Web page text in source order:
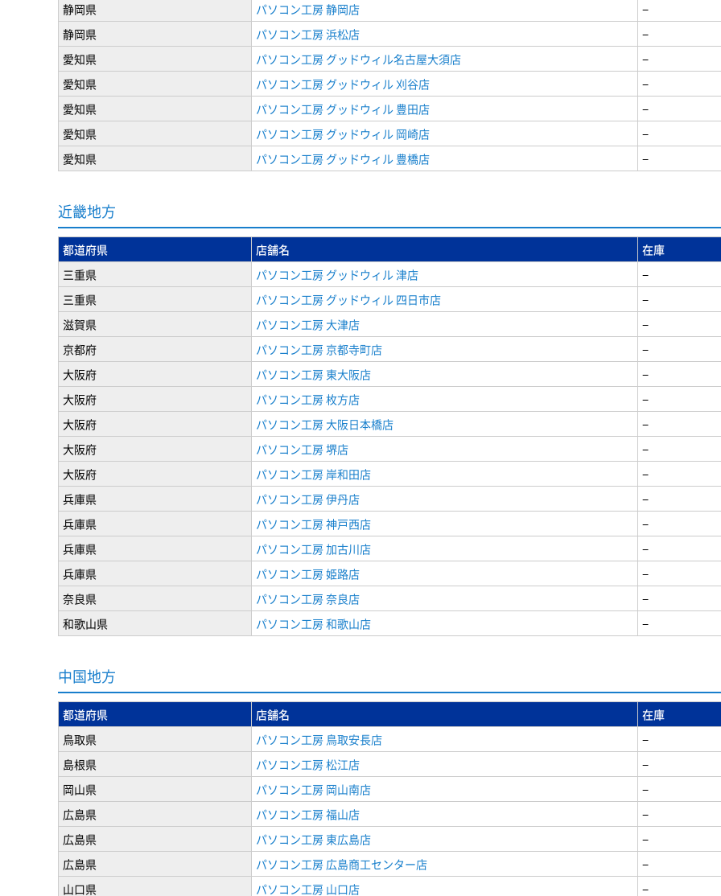
静岡県
パソコン工房 静岡店
−
静岡県
パソコン工房 浜松店
−
愛知県
パソコン工房 グッドウィル名古屋大須店
−
愛知県
パソコン工房 グッドウィル 刈谷店
−
愛知県
パソコン工房 グッドウィル 豊田店
−
愛知県
パソコン工房 グッドウィル 岡崎店
−
愛知県
パソコン工房 グッドウィル 豊橋店 −
近畿地方
都道府県 店舗名
在庫
三重県
パソコン工房 グッドウィル 津店
−
三重県
パソコン工房 グッドウィル 四日市店
−
滋賀県
パソコン工房 大津店
−
京都府
パソコン工房 京都寺町店
−
大阪府
パソコン工房 東大阪店
−
大阪府
パソコン工房 枚方店
−
大阪府
パソコン工房 大阪日本橋店
−
大阪府
パソコン工房 堺店
−
大阪府
パソコン工房 岸和田店
−
兵庫県
パソコン工房 伊丹店
−
兵庫県
パソコン工房 神戸西店
−
兵庫県
パソコン工房 加古川店
−
兵庫県
パソコン工房 姫路店
−
奈良県
パソコン工房 奈良店
−
和歌山県
パソコン工房 和歌山店 −
中国地方
都道府県 店舗名
在庫
鳥取県
パソコン工房 鳥取安長店
−
島根県
パソコン工房 松江店
−
岡山県
パソコン工房 岡山南店
−
広島県
パソコン工房 福山店
−
広島県
パソコン工房 東広島店
−
広島県
パソコン工房 広島商工センター店
−
山口県
パソコン工房 山口店 −